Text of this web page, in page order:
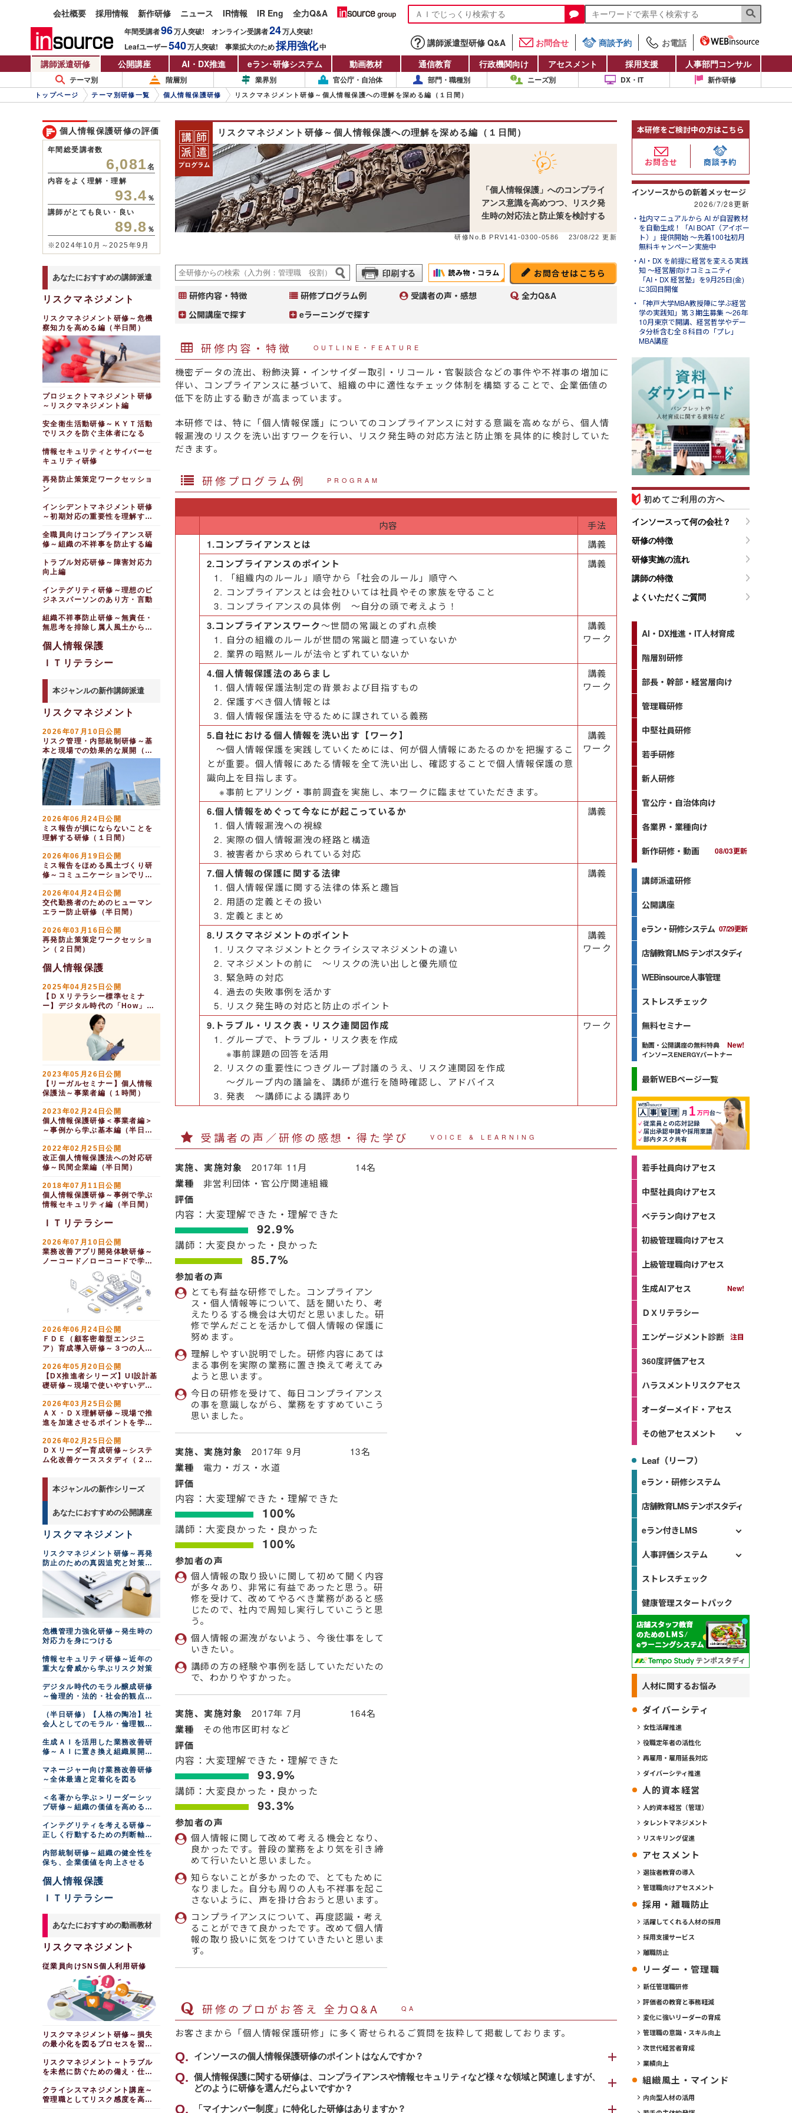
会社概要 採用情報 新作研修 ニュース IR情報 IR Eng 全力Q&A
年間受講者96万人突破! オンライン受講者24万人突破!
Leafユーザー540万人突破! 事業拡大のため採用強化中 講師派遣型研修 Q&A お問合せ 商談予約
お電話
講師派遣研修
公開講座 AI・DX推進 eラン・研修システム 動画教材 通信教育 行政機関向け アセスメント 採用支援 人事部門コンサル
テーマ別 階層別 業界別 官公庁・自治体 部門・職種別 ニーズ別 DX・IT 新作研修
トップページ テーマ別研修一覧 個人情報保護研修 リスクマネジメント研修～個人情報保護への理解を深める編（１日間）
リスクマネジメント研修～個人情報保護への理解を深める編（１日間）
「個人情報保護」へのコンプライ
アンス意識を高めつつ、リスク発
生時の対応法と防止策を検討する
研修No.B PRV141-0300-0586 23/08/22 更新
お問合せはこちら
研修内容・特徴
研修プログラム例 受講者の声・感想
全力Q&A
公開講座で探す
eラーニングで探す
研修内容・特徴 OUTLINE・FEATURE
機密データの流出、粉飾決算・インサイダー取引・リコール・官製談合などの事件や不祥事の増加に
伴い、コンプライアンスに基づいて、組織の中に適性なチェック体制を構築することで、企業価値の
低下を防止する動きが高まっています。
本研修では、特に「個人情報保護」についてのコンプライアンスに対する意識を高めながら、個人情
報漏洩のリスクを洗い出すワークを行い、リスク発生時の対応方法と防止策を具体的に検討していた
だきます。
研修プログラム例 PROGRAM
内容 手法
1.コンプライアンスとは 講義
2.コンプライアンスのポイント
「組織内のルール」順守から「社会のルール」順守へ
コンプライアンスとは会社ひいては社員やその家族を守ること
コンプライアンスの具体例 ～自分の頭で考えよう！
講義
3.コンプライアンスワーク～世間の常識とのずれ点検
自分の組織のルールが世間の常識と間違っていないか
業界の暗黙ルールが法令とずれていないか
講義
ワーク
4.個人情報保護法のあらまし
個人情報保護法制定の背景および目指すもの
保護すべき個人情報とは
個人情報保護法を守るために課されている義務
講義
ワーク
5.自社における個人情報を洗い出す【ワーク】
～個人情報保護を実践していくためには、何が個人情報にあたるのかを把握するこ
とが重要。個人情報にあたる情報を全て洗い出し、確認することで個人情報保護の意
識向上を目指します。
※事前ヒアリング・事前調査を実施し、本ワークに臨ませていただきます。
講義
ワーク
6.個人情報をめぐって今なにが起こっているか
個人情報漏洩への視線
実際の個人情報漏洩の経路と構造
被害者から求められている対応
講義
7.個人情報の保護に関する法律
個人情報保護に関する法律の体系と趣旨
用語の定義とその扱い
定義とまとめ
講義
8.リスクマネジメントのポイント
リスクマネジメントとクライシスマネジメントの違い
マネジメントの前に ～リスクの洗い出しと優先順位
緊急時の対応
過去の失敗事例を活かす
リスク発生時の対応と防止のポイント
講義
ワーク
9.トラブル・リスク表・リスク連関図作成
グループで、トラブル・リスク表を作成
※事前課題の回答を活用
リスクの重要性につきグループ討議のうえ、リスク連関図を作成
～グループ内の議論を、講師が進行を随時確認し、アドバイス
発表 ～講師による講評あり
ワーク
受講者の声／研修の感想・得た学び VOICE & LEARNING
実施、実施対象 2017年 11月 14名
業種 非営利団体・官公庁関連組織
評価
内容：大変理解できた・理解できた
92.9%
講師：大変良かった・良かった
85.7%
参加者の声
とても有益な研修でした。コンプライアン
ス・個人情報等について、話を聞いたり、考
えたりるする機会は大切だと思いました。研
修で学んだことを活かして個人情報の保護に
努めます。
理解しやすい説明でした。研修内容にあては
まる事例を実際の業務に置き換えて考えてみ
ようと思います。
今日の研修を受けて、毎日コンプライアンス
の事を意識しながら、業務をすすめていこう
思いました。
実施、実施対象 2017年 9月 13名
業種 電力・ガス・水道
評価
内容：大変理解できた・理解できた
100%
講師：大変良かった・良かった
100%
参加者の声
個人情報の取り扱いに関して初めて聞く内容
が多々あり、非常に有益であったと思う。研
修を受けて、改めてやるべき業務があると感
じたので、社内で周知し実行していこうと思
う。
個人情報の漏洩がないよう、今後仕事をして
いきたい。
講師の方の経験や事例を話していただいたの
で、わかりやすかった。
実施、実施対象 2017年 7月 164名
業種 その他市区町村など
評価
内容：大変理解できた・理解できた
93.9%
講師：大変良かった・良かった
93.3%
参加者の声
個人情報に関して改めて考える機会となり、
良かったです。普段の業務をより気を引き締
めて行いたいと思いました。
知らないことが多かったので、とてもために
なりました。自分も周りの人も不祥事を起こ
さないように、声を掛け合おうと思います。
コンプライアンスについて、再度認識・考え
ることができて良かったです。改めて個人情
報の取り扱いに気をつけていきたいと思いま
す。
研修のプロがお答え 全力Q&A QA
お客さまから「個人情報保護研修」に多く寄せられるご質問を抜粋して掲載しております。
インソースの個人情報保護研修のポイントはなんですか？
最大のポイントは、法律を知ることにとどまらず、個人情報漏洩を防ぐための具体的な行動レ
ベルにまで落とし込んで理解していただくことです。
個人情報保護に関する研修は、コンプライアンスや情報セキュリティなど様々な領域と関連しますが、
どのように研修を選んだらよいですか？
「個人情報」「情報セキュリティ」「コンプライアンス」など扱うテーマは違っても、いずれも
「マイナンバー制度」に特化した研修はありますか？
個人情報保護研修の評価
年間総受講者数
6,081名
内容をよく理解・理解
93.4 ％
講師がとても良い・良い
89.8 ％
※2024年10月～2025年9月
あなたにおすすめの講師派遣
リスクマネジメント
リスクマネジメント研修～危機
察知力を高める編（半日間）
プロジェクトマネジメント研修
～リスクマネジメント編
安全衛生活動研修～ＫＹＴ活動
でリスクを防ぐ主体者になる
情報セキュリティとサイバーセ
キュリティ研修
再発防止策策定ワークセッショ
ン
インシデントマネジメント研修
～初期対応の重要性を理解する
全職員向けコンプライアンス研
修～組織の不祥事を防止する編
トラブル対応研修～障害対応力
向上編
インテグリティ研修～理想のビ
ジネスパーソンのあり方・言動
組織不祥事防止研修～無責任・
無思考を排除し属人風土から脱
個人情報保護
ＩＴリテラシー
本ジャンルの新作講師派遣
リスクマネジメント
2026年07月10日公開
リスク管理・内部統制研修～基
本と現場での効果的な展開（半
日間）
2026年06月24日公開
ミス報告が損にならないことを
理解する研修（１日間）
2026年06月19日公開
ミス報告をほめる風土づくり研
修～コミュニケーションでリス
2026年04月24日公開
交代勤務者のためのヒューマン
エラー防止研修（半日間）
2026年03月16日公開
再発防止策策定ワークセッショ
ン（２日間）
個人情報保護
2025年04月25日公開
【ＤＸリテラシー標準セミナ
ー】デジタル時代の「How」を
学ぶ～データ保護と知的財産権
編（半日間）
2023年05月26日公開
【リーガルセミナー】個人情報
保護法～事業者編（１時間）
2023年02月24日公開
個人情報保護研修＜事業者編＞
～事例から学ぶ基本編（半日
2022年02月25日公開
改正個人情報保護法への対応研
修～民間企業編（半日間）
2018年07月11日公開
個人情報保護研修～事例で学ぶ
情報セキュリティ編（半日間）
ＩＴリテラシー
2026年07月10日公開
業務改善アプリ開発体験研修～
ノーコード／ローコードで学ぶ
開発の進め方（１日間）
2026年06月24日公開
ＦＤＥ（顧客密着型エンジニ
ア）育成導入研修～３つの人間
2026年05月20日公開
【DX推進者シリーズ】UI設計基
礎研修～現場で使いやすいデザ
2026年03月25日公開
ＡＸ・ＤＸ理解研修～現場で推
進を加速させるポイントを学
2026年02月25日公開
ＤＸリーダー育成研修～システ
ム化改善ケーススタディ（２日
本ジャンルの新作シリーズ
あなたにおすすめの公開講座
リスクマネジメント
リスクマネジメント研修～再発
防止のための真因追究と対策の
徹底
危機管理力強化研修～発生時の
対応力を身につける
情報セキュリティ研修～近年の
重大な脅威から学ぶリスク対策
デジタル時代のモラル醸成研修
～倫理的・法的・社会的観点で
（半日研修）【人格の陶冶】社
会人としてのモラル・倫理観を
生成ＡＩを活用した業務改善研
修～ＡＩに置き換え組織展開す
マネージャー向け業務改善研修
～全体最適と定着化を図る
＜名著から学ぶ＞リーダーシッ
プ研修～組織の価値を高める真
インテグリティを考える研修～
正しく行動するための判断軸を
内部統制研修～組織の健全性を
保ち、企業価値を向上させる
個人情報保護
ＩＴリテラシー
あなたにおすすめの動画教材
リスクマネジメント
従業員向けSNS個人利用研修
リスクマネジメント研修～損失
の最小化を図るプロセスを習得
リスクマネジメント～トラブル
を未然に防ぐための備え・仕組
クライシスマネジメント講座～
管理職としてリスク感度を高め
本研修をご検討中の方はこちら
お問合せ 商談予約
インソースからの新着メッセージ
2026/7/28更新
社内マニュアルから AI が自習教材
を自動生成！「AI BOAT（アイボー
ト）」提供開始 ～先着100社初月
無料キャンペーン実施中
AI・DX を前提に経営を変える実践
知 ～経営層向けコミュニティ
「AI・DX 経営塾」を9月25日(金)
に3回目開催
「神戸大学MBA教授陣に学ぶ経営
学の実践知」第３期生募集 ～26年
10月東京で開講、経営哲学やデー
タ分析含む全８科目の「プレ」
MBA講座
インソースブログ「東へ西
へ」
コラム「調べる時間を短縮する
初めてご利用の方へ
インソースって何の会社？
研修の特徴
研修実施の流れ
講師の特徴
よくいただくご質問
AI・DX推進・IT人材育成
階層別研修
部長・幹部・経営層向け
管理職研修
中堅社員研修
若手研修
新人研修
官公庁・自治体向け
各業界・業種向け
新作研修・動画 08/03更新
講師派遣研修
公開講座
eラン・研修システム 07/29更新
店舗教育LMS テンポスタディ
WEBinsource人事管理
ストレスチェック
無料セミナー
動画・公開講座の無料特典
インソースENERGYパートナー
最新WEBページ一覧
若手社員向けアセス
中堅社員向けアセス
ベテラン向けアセス
初級管理職向けアセス
上級管理職向けアセス
生成AIアセス
ＤＸリテラシー
エンゲージメント診断
360度評価アセス
ハラスメントリスクアセス
オーダーメイド・アセス
その他アセスメント
Leaf（リーフ）
eラン・研修システム
店舗教育LMS テンポスタディ
eラン付きLMS
人事評価システム
ストレスチェック
健康管理スタートパック
人材に関するお悩み
ダイバーシティ
女性活躍推進
役職定年者の活性化
再雇用・雇用延長対応
ダイバーシティ推進
人的資本経営
人的資本経営（管理）
タレントマネジメント
リスキリング促進
アセスメント
選抜者教育の導入
管理職向けアセスメント
採用・離職防止
活躍してくれる人材の採用
採用支援サービス
離職防止
リーダー・管理職
新任管理職研修
評価者の教育と事務軽減
変化に強いリーダーの育成
管理職の意識・スキル向上
次世代経営者育成
業績向上
組織風土・マインド
内向型人材の活用